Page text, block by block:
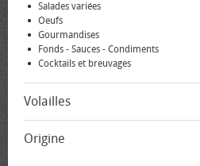
Salades variées
Oeufs
Gourmandises
Fonds - Sauces - Condiments
Cocktails et breuvages
Volailles
Origine